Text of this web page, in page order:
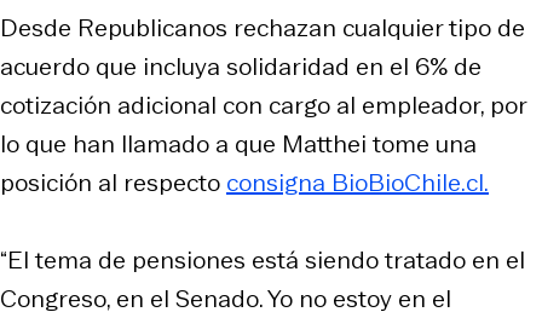
Desde Republicanos rechazan cualquier tipo de
acuerdo que incluya solidaridad en el 6% de
cotización adicional con cargo al empleador, por
lo que han llamado a que Matthei tome una
posición al respecto consigna BioBioChile.cl.
“El tema de pensiones está siendo tratado en el
Congreso, en el Senado. Yo no estoy en el